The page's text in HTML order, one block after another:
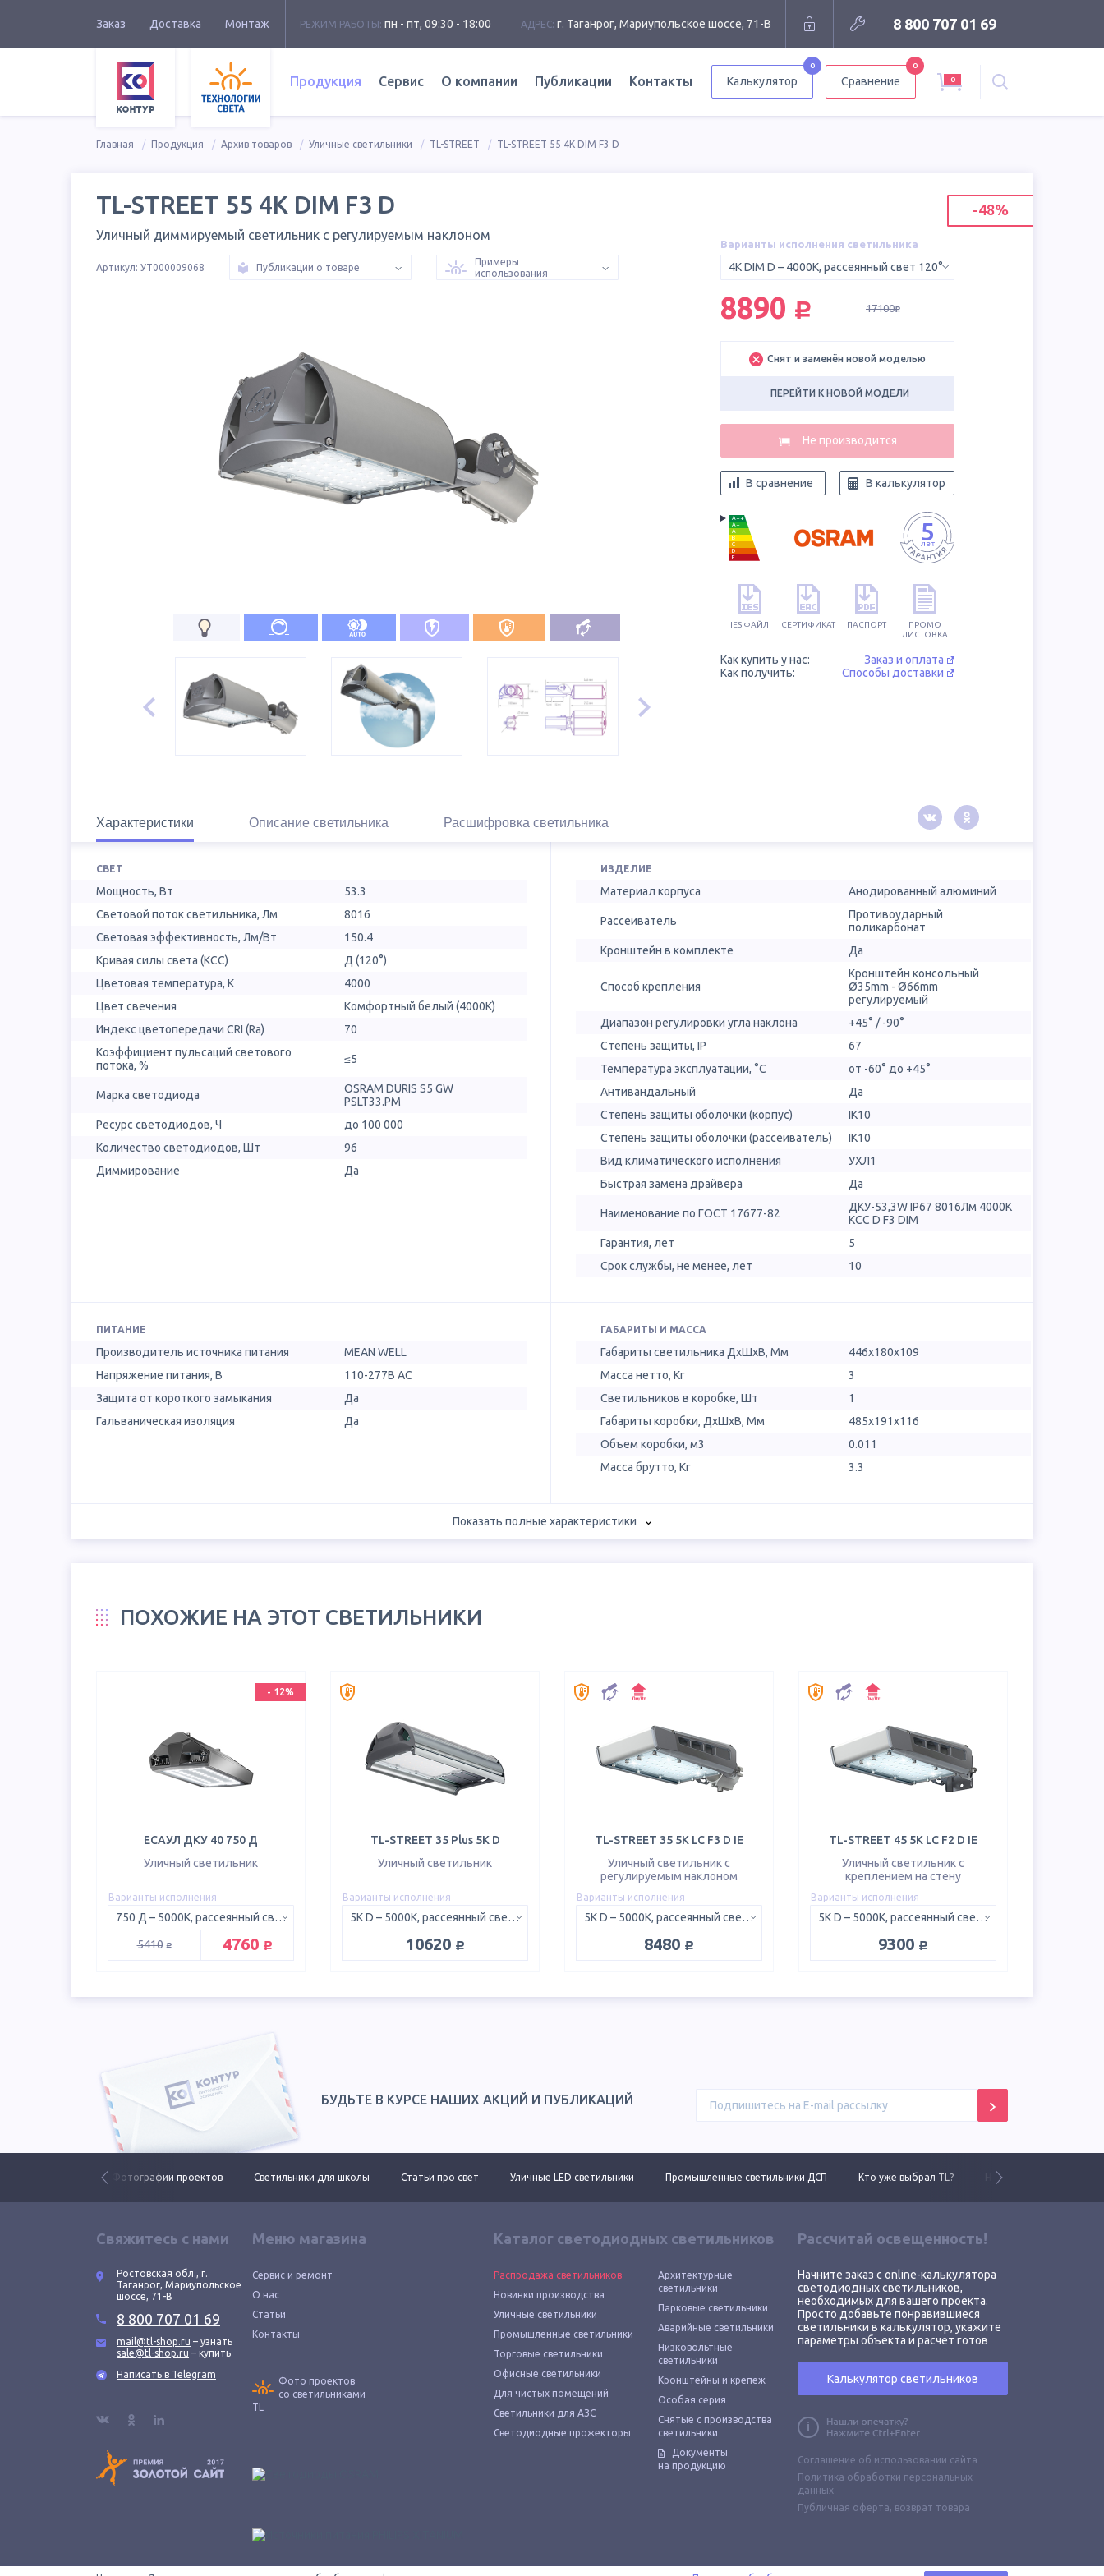
Заказ Доставка Монтаж РЕЖИМ РАБОТЫ: пн - пт, 09:30 - 18:00 АДРЕС: г. Таганрог, Мариупольское шоссе, 71-В 8 800 707 01 69
Продукция Сервис О компании Публикации Контакты Калькулятор
0
Сравнение
0
0
Главная Продукция Архив товаров Уличные светильники TL-STREET TL-STREET 55 4K DIM F3 D
-48%
TL-STREET 55 4K DIM F3 D
Уличный диммируемый светильник с регулируемым наклоном
Артикул: УТ000009068 Публикации о товаре
Примеры
использования
Варианты исполнения светильника
4K DIM D – 4000K, рассеянный свет 120°
8890 руб. 17100руб.
Снят и заменён новой моделью
ПЕРЕЙТИ К НОВОЙ МОДЕЛИ
В сравнение В калькулятор
A++
A+
A
B
C
D
E
IES ФАЙЛ СЕРТИФИКАТ ПАСПОРТ
ПРОМО
ЛИСТОВКА
Как купить у нас:
Заказ и оплата
Как получить:
Способы доставки
Характеристики Описание светильника Расшифровка светильника
СВЕТ
Мощность, Вт
53.3
Световой поток светильника, Лм
8016
Световая эффективность, Лм/Вт
150.4
Кривая силы света (КСС)
Д (120°)
Цветовая температура, К
4000
Цвет свечения
Комфортный белый (4000К)
Индекс цветопередачи CRI (Ra)
70
Коэффициент пульсаций светового
потока, %
≤5
Марка светодиода
OSRAM DURIS S5 GW
PSLT33.PM
Ресурс светодиодов, Ч
до 100 000
Количество светодиодов, Шт
96
Диммирование
Да
ИЗДЕЛИЕ
Материал корпуса Анодированный алюминий
Рассеиватель
Противоударный
поликарбонат
Кронштейн в комплекте
Да
Способ крепления
Кронштейн консольный
Ø35mm - Ø66mm
регулируемый
Диапазон регулировки угла наклона
+45° / -90°
Степень защиты, IP
67
Температура эксплуатации, °С
от -60° до +45°
Антивандальный
Да
Степень защиты оболочки (корпус)
IK10
Степень защиты оболочки (рассеиватель)
IK10
Вид климатического исполнения
УХЛ1
Быстрая замена драйвера
Да
Наименование по ГОСТ 17677-82
ДКУ-53,3W IP67 8016Лм 4000К
КСС D F3 DIM
Гарантия, лет
5
Срок службы, не менее, лет
10
ПИТАНИЕ
Производитель источника питания
MEAN WELL
Напряжение питания, В
110-277В AC
Защита от короткого замыкания
Да
Гальваническая изоляция
Да
ГАБАРИТЫ И МАССА
Габариты светильника ДхШхВ, Мм
446х180х109
Масса нетто, Кг
3
Светильников в коробке, Шт
1
Габариты коробки, ДхШхВ, Мм
485x191x116
Объем коробки, м3
0.011
Масса брутто, Кг
3.3
Показать полные характеристики
ПОХОЖИЕ НА ЭТОТ СВЕТИЛЬНИКИ
- 12%
ЕСАУЛ ДКУ 40 750 Д
Уличный светильник
Варианты исполнения
750 Д – 5000K, рассеянный свет 120°
5410 руб. 4760 руб.
TL-STREET 35 Plus 5K D
Уличный светильник
Варианты исполнения
5K D – 5000K, рассеянный свет 120°
10620 руб.
TL-STREET 35 5K LC F3 D IE
Уличный светильник с
регулируемым наклоном
Варианты исполнения
5K D – 5000K, рассеянный свет 120°
8480 руб.
TL-STREET 45 5K LC F2 D IE
Уличный светильник с
креплением на стену
Варианты исполнения
5K D – 5000K, рассеянный свет 120°
9300 руб.
БУДЬТЕ В КУРСЕ НАШИХ АКЦИЙ И ПУБЛИКАЦИЙ
Фотографии проектов Светильники для школы Статьи про свет Уличные LED светильники Промышленные светильники ДСП Кто уже выбрал TL? Новинки 2025 года
Свяжитесь с нами
Ростовская обл., г.
Таганрог, Мариупольское
шоссе, 71-В
8 800 707 01 69
mail@tl-shop.ru – узнать
sale@tl-shop.ru – купить
Написать в Telegram
Меню магазина
Сервис и ремонт
О нас
Статьи
Контакты
Фото проектов
со светильниками
TL
Каталог светодиодных светильников
Распродажа светильников
Новинки производства
Уличные светильники
Промышленные светильники
Торговые светильники
Офисные светильники
Для чистых помещений
Светильники для АЗС
Светодиодные прожекторы
Архитектурные
светильники
Парковые светильники
Аварийные светильники
Низковольтные
светильники
Кронштейны и крепеж
Особая серия
Снятые с производства
светильники
Документы
на продукцию
Рассчитай освещенность!
Начните заказ с online-калькулятора
светодиодных светильников,
необходимых для вашего проекта.
Просто добавьте понравившиеся
светильники в калькулятор, укажите
параметры объекта и расчет готов
Калькулятор светильников
Соглашение об использовании сайта
Политика обработки персональных
данных
Публичная оферта, возврат товара